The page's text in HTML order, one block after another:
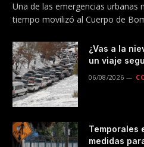
Una de las emergencias urbanas
tiempo movilizó al Cuerpo de
¿Vas a la
un viaje
06/08/2026
Temporales
medidas